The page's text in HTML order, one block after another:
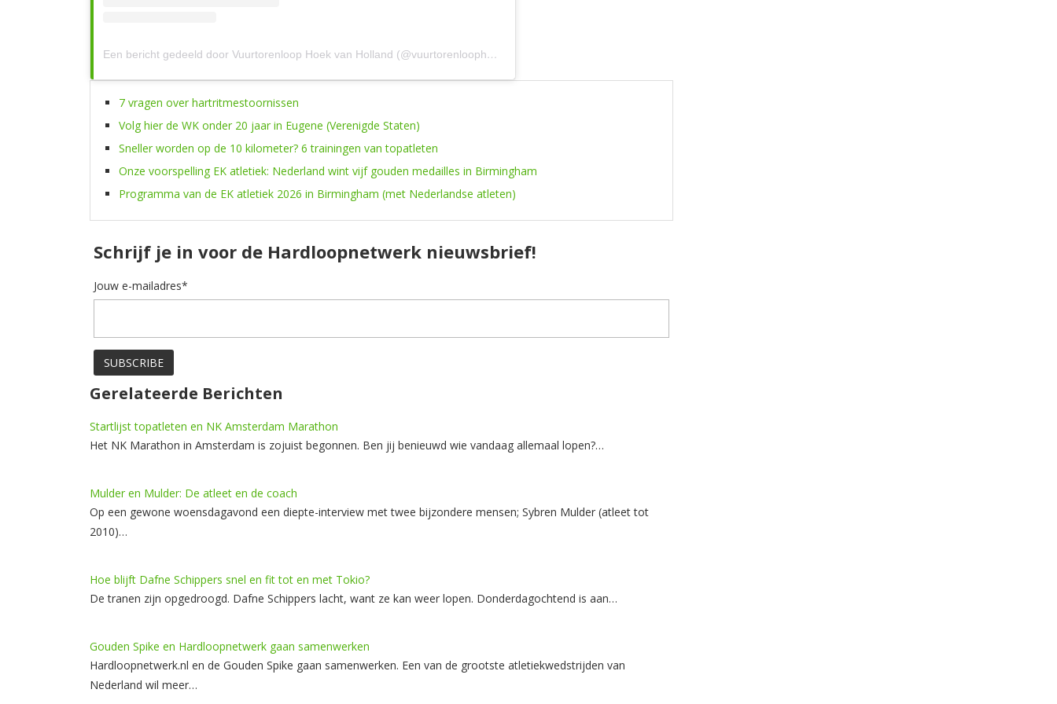
Een bericht gedeeld door Vuurtorenloop Hoek van Holland (@vuurtorenloophoekvanholland)
7 vragen over hartritmestoornissen
Volg hier de WK onder 20 jaar in Eugene (Verenigde Staten)
Sneller worden op de 10 kilometer? 6 trainingen van topatleten
Onze voorspelling EK atletiek: Nederland wint vijf gouden medailles in Birmingham
Programma van de EK atletiek 2026 in Birmingham (met Nederlandse atleten)
Schrijf je in voor de Hardloopnetwerk nieuwsbrief!
Jouw e-mailadres*
Gerelateerde Berichten
Startlijst topatleten en NK Amsterdam Marathon
Het NK Marathon in Amsterdam is zojuist begonnen. Ben jij benieuwd wie vandaag allemaal lopen?…
Mulder en Mulder: De atleet en de coach
Op een gewone woensdagavond een diepte-interview met twee bijzondere mensen; Sybren Mulder (atleet tot
2010)…
Hoe blijft Dafne Schippers snel en fit tot en met Tokio?
De tranen zijn opgedroogd. Dafne Schippers lacht, want ze kan weer lopen. Donderdagochtend is aan…
Gouden Spike en Hardloopnetwerk gaan samenwerken
Hardloopnetwerk.nl en de Gouden Spike gaan samenwerken. Een van de grootste atletiekwedstrijden van
Nederland wil meer…